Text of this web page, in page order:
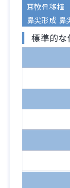
耳軟骨移植
鼻尖形成 鼻
標準的な